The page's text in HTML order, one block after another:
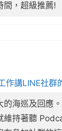
間，超級推薦!
作講LINE社群
的海巡及回應
維持著聽